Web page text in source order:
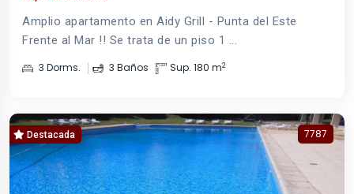
Amplio apartamento en Aidy Grill - Punta del Este
Frente al Mar !! Se trata de un piso 1 ...
3 Dorms. 3 Baños Sup. 180 m2
Destacada 7787